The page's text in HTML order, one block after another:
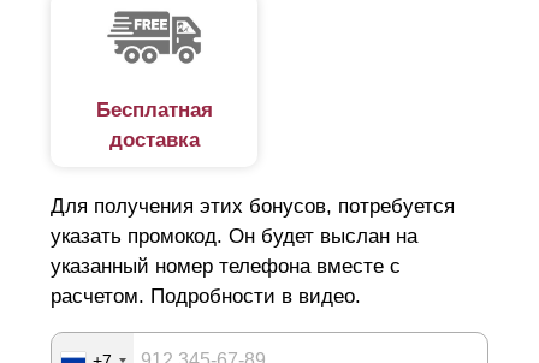
Бесплатная
доставка
Для получения этих бонусов, потребуется
указать промокод. Он будет выслан на
указанный номер телефона вместе с
расчетом. Подробности в видео.